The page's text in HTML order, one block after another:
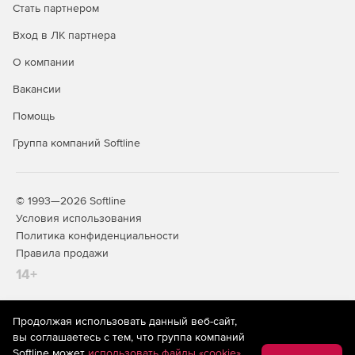
Windows x64, Windows 7, Windows Server 2008, Windows
Стать партнером
Вход в ЛК партнера
О компании
Вакансии
Помощь
Группа компаний Softline
© 1993—2026 Softline
Условия использования
Политика конфиденциальности
Правила продажи
14+
На информационном ресурсе store.softline.ru применяются
рекомендательные технологии(информационные технологии
Продолжая использовать данный веб-сайт,
вы соглашаетесь с тем, что группа компаний